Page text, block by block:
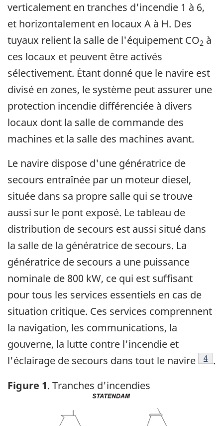
verticalement en tranches d'incendie 1 à 6,
et horizontalement en locaux A à H. Des
tuyaux relient la salle de l'équipement CO2 à
ces locaux et peuvent être activés
sélectivement. Étant donné que le navire est
divisé en zones, le système peut assurer une
protection incendie différenciée à divers
locaux dont la salle de commande des
machines et la salle des machines avant.
Le navire dispose d'une génératrice de
secours entraînée par un moteur diesel,
située dans sa propre salle qui se trouve
aussi sur le pont exposé. Le tableau de
distribution de secours est aussi situé dans
la salle de la génératrice de secours. La
génératrice de secours a une puissance
nominale de 800 kW, ce qui est suffisant
pour tous les services essentiels en cas de
situation critique. Ces services comprennent
la navigation, les communications, la
gouverne, la lutte contre l'incendie et
l'éclairage de secours dans tout le navire
Note
4 .
Figure 1. Tranches d'incendies